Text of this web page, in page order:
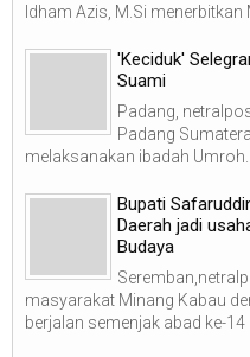
Idham Azis, M.Si menerbitkan
'Keciduk'
Suami
Padang,
Padang
melaksanakan ibadah Umroh.
Bupati
Daerah jadi
Budaya
masyarakat Minang Kabau
berjalan semenjak abad ke-14